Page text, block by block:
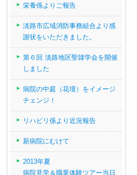
栄養係よりご報告
淡路市広域消防事務組合より感
謝状をいただきました。
第６回 淡路地区聖隷学会を開催
しました
病院の中庭（花壇）をイメージ
チェンジ！
リハビリ係より近況報告
新病院にむけて
2013年夏
病院見学＆職業体験ツアー当日